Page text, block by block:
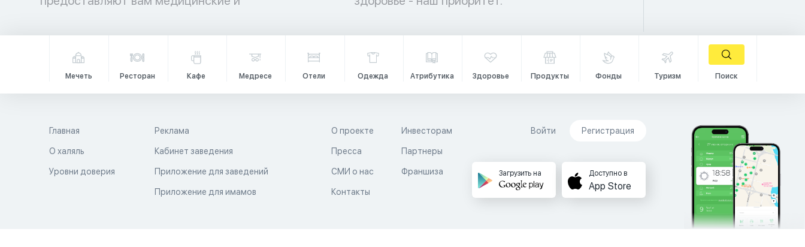
Мечеть Ресторан Кафе Медресе Отели Одежда Атрибутика Здоровье Продукты Фонды Туризм Поиск
Главная
О халяль
Уровни доверия
Реклама
Кабинет заведения
Приложение для заведений
Приложение для имамов
О проекте
Пресса
СМИ о нас
Контакты
Инвесторам
Партнеры
Франшиза
Войти Регистрация
Загрузить на Доступно в
App Store